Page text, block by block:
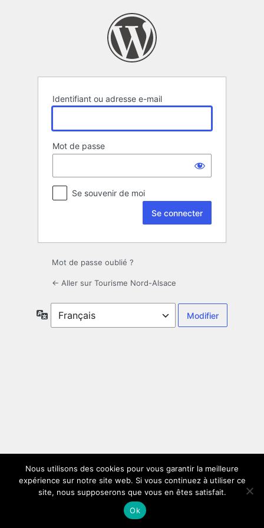
Identifiant ou adresse e-mail
Mot de passe
Se souvenir de moi
Mot de passe oublié ?
← Aller sur Tourisme Nord-Alsace
Langue
Nous utilisons des cookies pour vous garantir la meilleure
expérience sur notre site web. Si vous continuez à utiliser ce
site, nous supposerons que vous en êtes satisfait.
Ok